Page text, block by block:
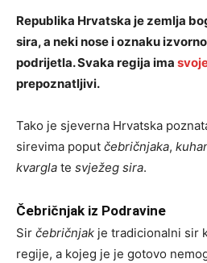
Republika Hrvatska je zemlja
sira, a neki nose i oznaku
podrijetla. Svaka regija ima
prepoznatljivi.
Tako je sjeverna Hrvatska
sirevima poput čebričnjaka,
kvargla te svježeg sira.
Čebričnjak iz Podravine
Sir čebričnjak je tradicionalni sir
regije, a kojeg je je gotovo